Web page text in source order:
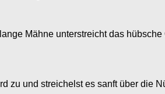
Mähne unterstreicht das
zu und streichelst es sanft über die